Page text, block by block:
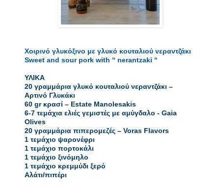
Χοιρινό γλυκόξινο με γλυκό κουταλιού νεραντζάκι
Sweet and sour pork with “ nerantzaki “
ΥΛΙΚΑ
20 γραμμάρια γλυκό κουταλιού νεραντζάκι –
Αρτινό Γλυκάκι
60 gr κρασί – Estate Manolesakis
6-7 τεμάχια ελιές γεμιστές με αμύγδαλο - Gaia
Olives
20 γραμμάρια πιπερομεζές – Voras Flavors
1 τεμάχιο ψαρονέφρι
1 τεμάχιο πορτοκάλι
1 τεμάχιο ξινόμηλο
1 τεμάχιο κρεμμύδι ξερό
Αλάτι/πιπέρι